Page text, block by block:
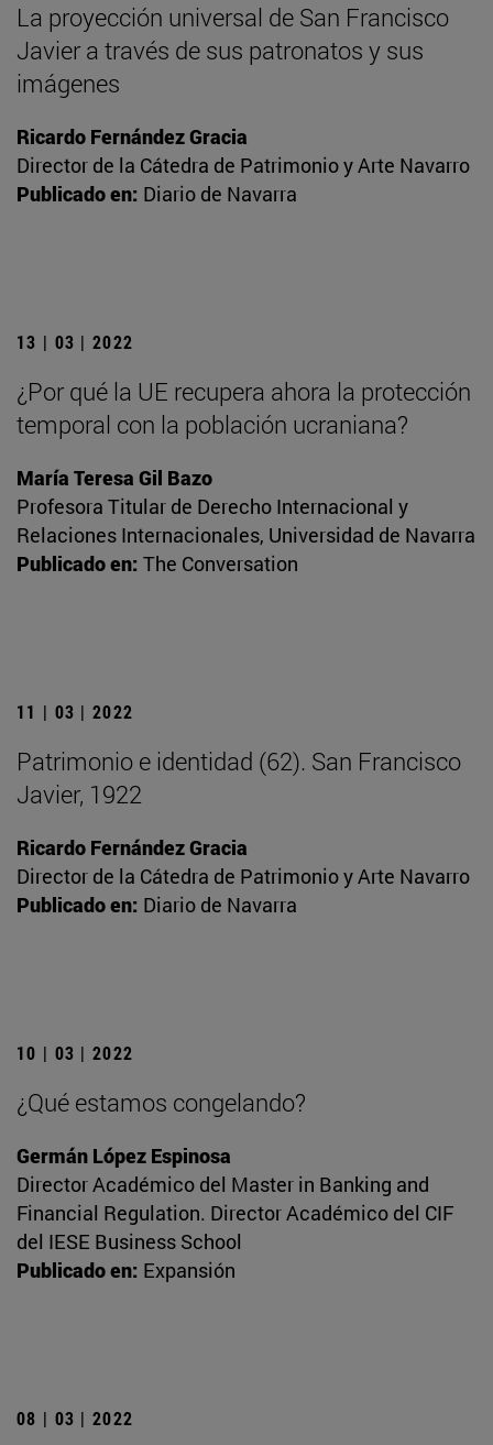
La proyección universal de San Francisco
Javier a través de sus patronatos y sus
imágenes
Ricardo Fernández Gracia
Director de la Cátedra de Patrimonio y Arte Navarro
Publicado en: Diario de Navarra
13 | 03 | 2022
¿Por qué la UE recupera ahora la protección
temporal con la población ucraniana?
María Teresa Gil Bazo
Profesora Titular de Derecho Internacional y
Relaciones Internacionales, Universidad de Navarra
Publicado en: The Conversation
11 | 03 | 2022
Patrimonio e identidad (62). San Francisco
Javier, 1922
Ricardo Fernández Gracia
Director de la Cátedra de Patrimonio y Arte Navarro
Publicado en: Diario de Navarra
10 | 03 | 2022
¿Qué estamos congelando?
Germán López Espinosa
Director Académico del Master in Banking and
Financial Regulation. Director Académico del CIF
del IESE Business School
Publicado en: Expansión
08 | 03 | 2022